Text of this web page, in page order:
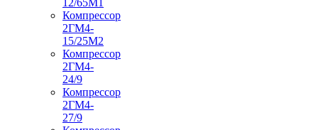
Компрессор
2ГМ4-
15/25М2
Компрессор
2ГМ4-
24/9
Компрессор
2ГМ4-
27/9